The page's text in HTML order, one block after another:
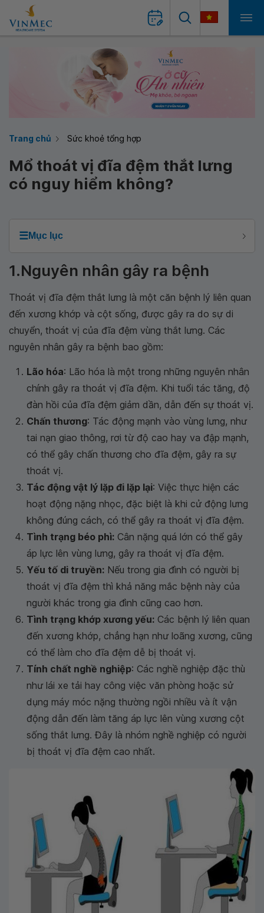
Trang chủ Sức khoẻ tổng hợp
Mổ thoát vị đĩa đệm thắt lưng
có nguy hiểm không?
☰Mục lục
1.Nguyên nhân gây ra bệnh
Thoát vị đĩa đệm thắt lưng là một căn bệnh lý liên quan
đến xương khớp và cột sống, được gây ra do sự di
chuyển, thoát vị của đĩa đệm vùng thắt lưng. Các
nguyên nhân gây ra bệnh bao gồm:
Lão hóa: Lão hóa là một trong những nguyên nhân
chính gây ra thoát vị đĩa đệm. Khi tuổi tác tăng, độ
đàn hồi của đĩa đệm giảm dần, dẫn đến sự thoát vị.
Chấn thương: Tác động mạnh vào vùng lưng, như
tai nạn giao thông, rơi từ độ cao hay va đập mạnh,
có thể gây chấn thương cho đĩa đệm, gây ra sự
thoát vị.
Tác động vật lý lặp đi lặp lại: Việc thực hiện các
hoạt động nặng nhọc, đặc biệt là khi cử động lưng
không đúng cách, có thể gây ra thoát vị đĩa đệm.
Tình trạng béo phì: Cân nặng quá lớn có thể gây
áp lực lên vùng lưng, gây ra thoát vị đĩa đệm.
Yếu tố di truyền: Nếu trong gia đình có người bị
thoát vị đĩa đệm thì khả năng mắc bệnh này của
người khác trong gia đình cũng cao hơn.
Tình trạng khớp xương yếu: Các bệnh lý liên quan
đến xương khớp, chẳng hạn như loãng xương, cũng
có thể làm cho đĩa đệm dễ bị thoát vị.
Tính chất nghề nghiệp: Các nghề nghiệp đặc thù
như lái xe tải hay công việc văn phòng hoặc sử
dụng máy móc nặng thường ngồi nhiều và ít vận
động dẫn đến làm tăng áp lực lên vùng xương cột
sống thắt lưng. Đây là nhóm nghề nghiệp có người
bị thoát vị đĩa đệm cao nhất.